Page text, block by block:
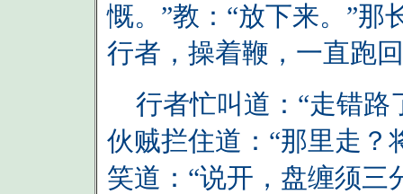
慨。”教：“放下来。”那
行者，操着鞭，一直跑
行者忙叫道：“走错路
伙贼拦住道：“那里走？
笑道：“说开，盘缠须三